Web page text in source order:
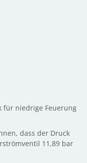
für niedrige Feuerung
dass der Druck
11,89 bar